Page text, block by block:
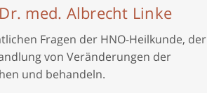
med. Albrecht Linke
Fragen der HNO-Heilkunde, der
von Veränderungen der
und behandeln.